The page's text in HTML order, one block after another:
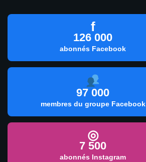
f
126 000
abonnés Facebook
97 000
membres du groupe Facebook
◎
7 500
abonnés Instagram